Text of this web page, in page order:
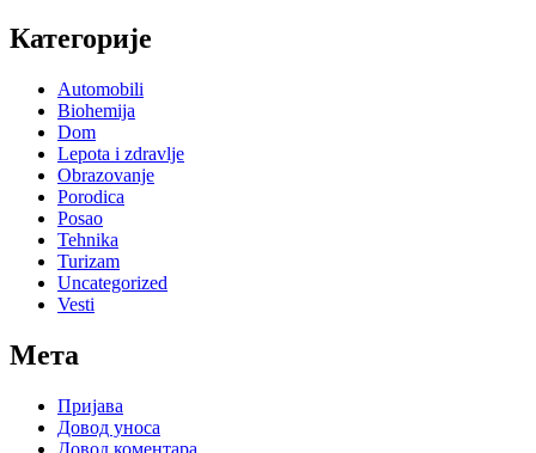
Категорије
Automobili
Biohemija
Dom
Lepota i zdravlje
Obrazovanje
Porodica
Posao
Tehnika
Turizam
Uncategorized
Vesti
Мета
Пријава
Довод уноса
Довод коментара